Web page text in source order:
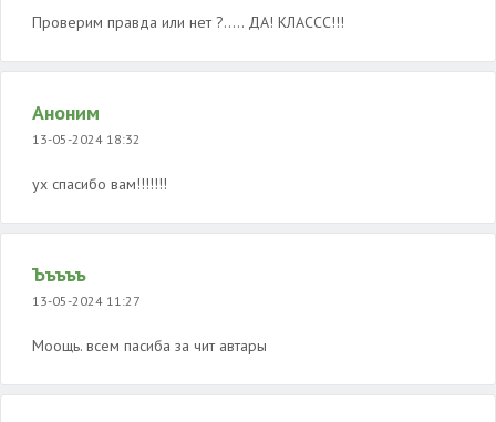
Проверим правда или нет ?..... ДА! КЛАССС!!!
Аноним
13-05-2024 18:32
ух спасибо вам!!!!!!!
Ъъъъъ
13-05-2024 11:27
Моощь. всем пасиба за чит автары